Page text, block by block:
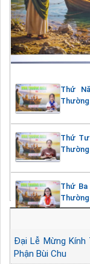
Thứ
Thường
Thứ Tư
Thường
Thứ Ba
Thường
Đại Lễ Mừng Kính
Phận Bùi Chu